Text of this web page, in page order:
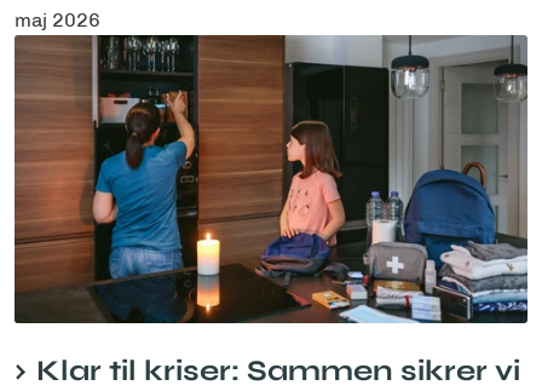
maj 2026
Klar til kriser: Sammen sikrer vi